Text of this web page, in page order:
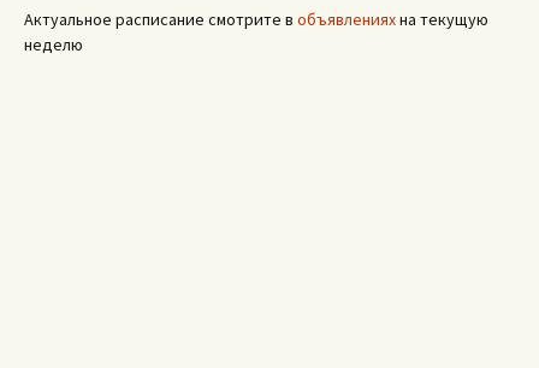
Актуальное расписание смотрите в объявленияхна текущую
неделю